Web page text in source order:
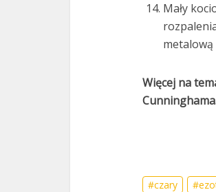
Mały
metalową
Więcej na
czary